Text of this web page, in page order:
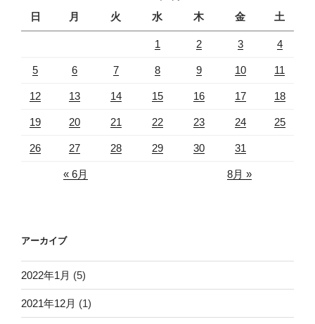
日
月 火 水 木 金 土
1 2 3 4
5 6 7 8 9 10 11
12 13 14 15 16 17 18
19 20 21 22 23 24 25
26 27 28 29 30 31
« 6月 8月 »
アーカイブ
2022年1月 (5)
2021年12月 (1)